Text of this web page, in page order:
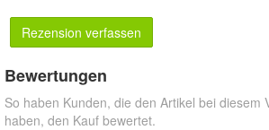
Rezension verfassen
Bewertungen
So haben Kunden, die den Artikel bei diesem
haben, den Kauf bewertet.